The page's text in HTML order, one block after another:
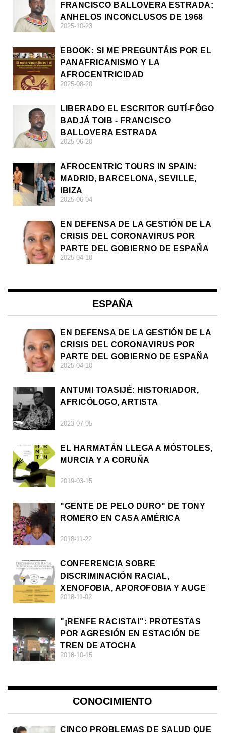
FRANCISCO BALLOVERA ESTRADA:
ANHELOS INCONCLUSOS DE 1968
2025-10-23
EBOOK: SI ME PREGUNTÁIS POR EL
PANAFRICANISMO Y LA
AFROCENTRICIDAD
2025-08-20
LIBERADO EL ESCRITOR GUTÍ-FÔGO
BADJÁ TOIB - FRANCISCO
BALLOVERA ESTRADA
2025-06-20
AFROCENTRIC TOURS IN SPAIN:
MADRID, BARCELONA, SEVILLE,
IBIZA
2025-06-04
EN DEFENSA DE LA GESTIÓN DE LA
CRISIS DEL CORONAVIRUS POR
PARTE DEL GOBIERNO DE ESPAÑA
2025-04-10
ESPAÑA
EN DEFENSA DE LA GESTIÓN DE LA
CRISIS DEL CORONAVIRUS POR
PARTE DEL GOBIERNO DE ESPAÑA
2025-04-10
ANTUMI TOASIJÉ: HISTORIADOR,
AFRICÓLOGO, ARTISTA
2023-07-05
EL HARMATÁN LLEGA A MÓSTOLES,
MURCIA Y A CORUÑA
2019-03-15
"GENTE DE PELO DURO" DE TONY
ROMERO EN CASA AMÉRICA
2018-11-22
CONFERENCIA SOBRE
DISCRIMINACIÓN RACIAL,
XENOFOBIA, APOROFOBIA Y AUGE
DE LA ULTRADERECHA EN EUROPA
2018-11-02
"¡RENFE RACISTA!": PROTESTAS
POR AGRESIÓN EN ESTACIÓN DE
TREN DE ATOCHA
2018-10-15
CONOCIMIENTO
CINCO PROBLEMAS DE SALUD QUE